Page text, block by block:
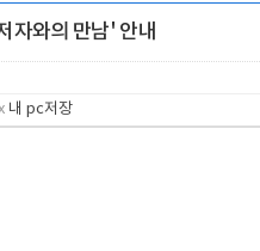
자와의 만남' 안내
내 pc저장